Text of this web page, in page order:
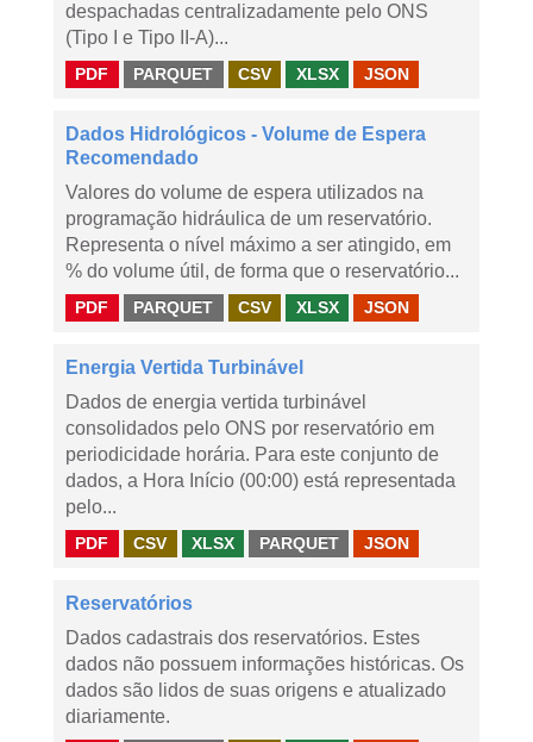
despachadas centralizadamente pelo ONS
(Tipo I e Tipo II-A)...
PDF PARQUET CSV XLSX JSON
Dados Hidrológicos - Volume de Espera
Recomendado
Valores do volume de espera utilizados na
programação hidráulica de um reservatório.
Representa o nível máximo a ser atingido, em
% do volume útil, de forma que o reservatório...
PDF PARQUET CSV XLSX JSON
Energia Vertida Turbinável
Dados de energia vertida turbinável
consolidados pelo ONS por reservatório em
periodicidade horária. Para este conjunto de
dados, a Hora Início (00:00) está representada
pelo...
PDF CSV XLSX PARQUET JSON
Reservatórios
Dados cadastrais dos reservatórios. Estes
dados não possuem informações históricas. Os
dados são lidos de suas origens e atualizado
diariamente.